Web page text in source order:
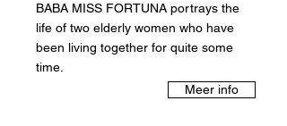
BABA MISS FORTUNA portrays the
life of two elderly women who have
been living together for quite some
time.
Meer info